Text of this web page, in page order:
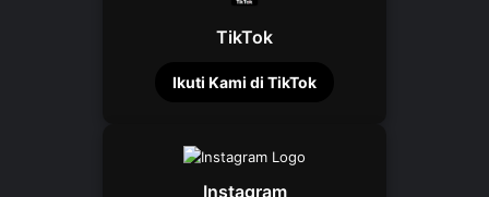
TikTok
Ikuti Kami di TikTok
Instagram